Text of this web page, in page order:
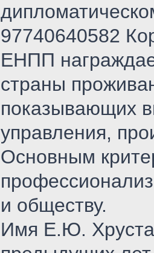
97740640582
ЕНПП
страны
показывающих
управления,
Основным
и обществу.
Имя Е.Ю.